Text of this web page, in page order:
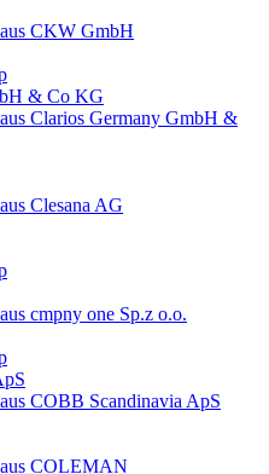
CKW GmbH
& Co KG
Clarios Germany GmbH &
Clesana AG
cmpny one Sp.z o.o.
COBB Scandinavia ApS
COLEMAN